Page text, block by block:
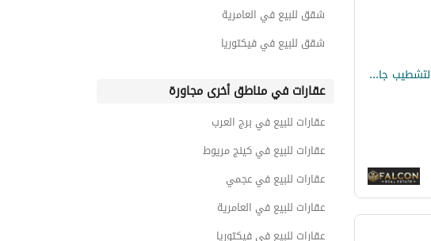
شقة للبيع بحري الطريق خطوت من اللاجون كاملة التشطيب جاهزة للمعاينة في الحي اللاتيني بمدينة العلمين الجديدة الساحل الشمالي latin district
شقق للبيع في العامرية
شقق للبيع في فيكتوريا
عقارات في مناطق أخرى مجاورة
عقارات للبيع في برج العرب
عقارات للبيع في كينج مريوط
عقارات للبيع في عجمي
عقارات للبيع في العامرية
عقارات للبيع في فيكتوريا